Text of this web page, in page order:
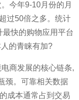
今年9-10月份的月
过50倍之多。统计
快的购物应用平台
的青睐有加?
商发展的核心链条,
颈。可靠相关数据
成本通常占到交易